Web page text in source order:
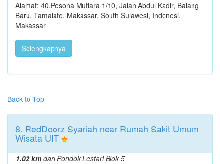
Alamat: 40,Pesona Mutiara 1/10, Jalan Abdul Kadir, Balang
Baru, Tamalate, Makassar, South Sulawesi, Indonesi,
Makassar
Selengkapnya
Back to Top
8. RedDoorz Syariah near Rumah Sakit Umum
Wisata UIT
1.02 kmdari Pondok Lestari Blok 5